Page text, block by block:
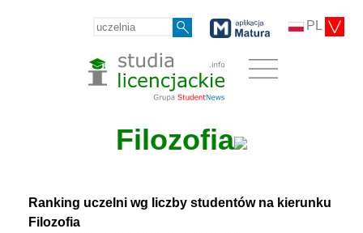
PL
Filozofia
Ranking uczelni wg liczby studentów na kierunku
Filozofia